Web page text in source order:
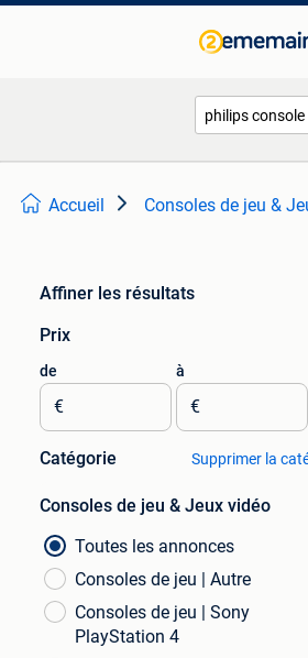
Accueil Consoles de jeu &
Affiner les résultats
Prix
de
€
à
€
Catégorie Supprimer la
Consoles de jeu & Jeux vidéo
Toutes les annonces
Consoles de jeu | Autre
Consoles de jeu | Sony
PlayStation 4